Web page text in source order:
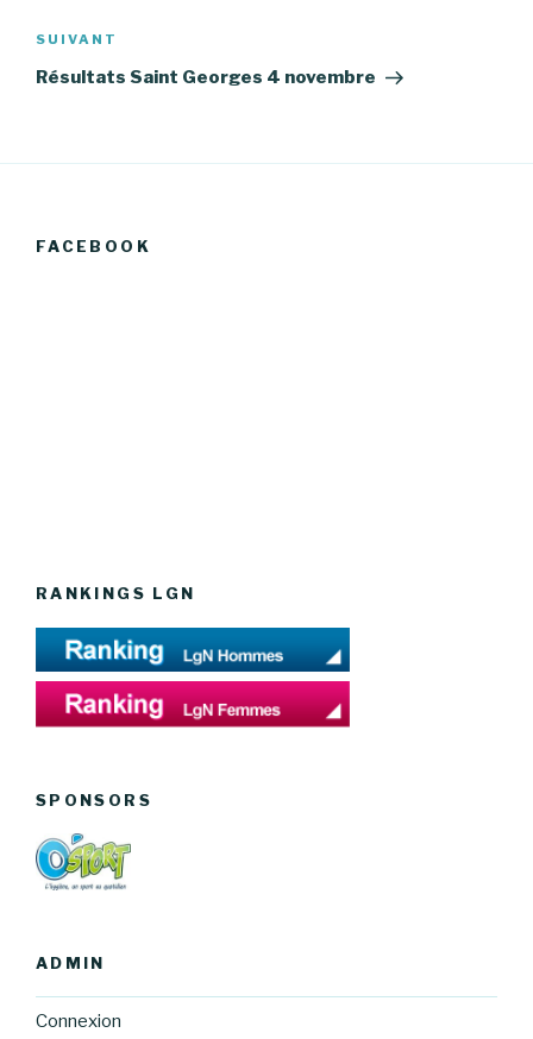
Article
suivant
SUIVANT
Résultats Saint Georges 4 novembre
FACEBOOK
RANKINGS LGN
SPONSORS
ADMIN
Connexion